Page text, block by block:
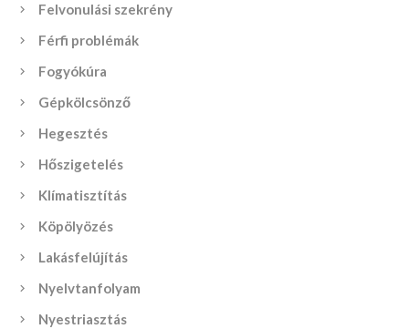
Felvonulási szekrény
Férfi problémák
Fogyókúra
Gépkölcsönző
Hegesztés
Hőszigetelés
Klímatisztítás
Köpölyözés
Lakásfelújítás
Nyelvtanfolyam
Nyestriasztás